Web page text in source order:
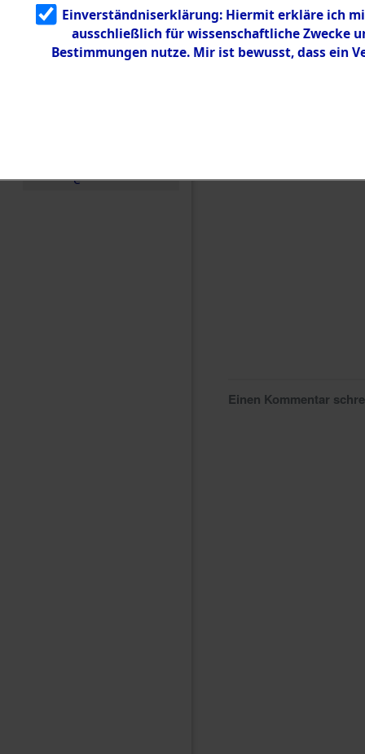
g
5.3.3
Todesmärsch
e
Einen Kommentar
Einverständniserklärung: Hiermit erkläre ich
ausschließlich für wissenschaftliche Zwecke
Bestimmungen nutze. Mir ist bewusst, dass ein